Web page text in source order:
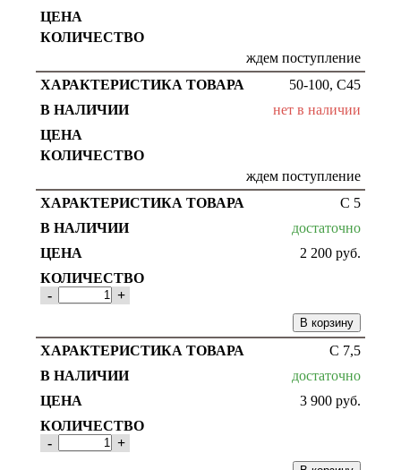
ждем поступление
50-100, С45
нет в наличии
ждем поступление
С 5
достаточно
2 200 руб.
- +
В корзину
С 7,5
достаточно
3 900 руб.
- +